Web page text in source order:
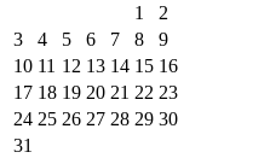
1
2
3
4 5 6 7 8
9
10 11 12 13 14 15 16
17 18 19 20 21 22 23
24 25 26 27 28 29 30
31